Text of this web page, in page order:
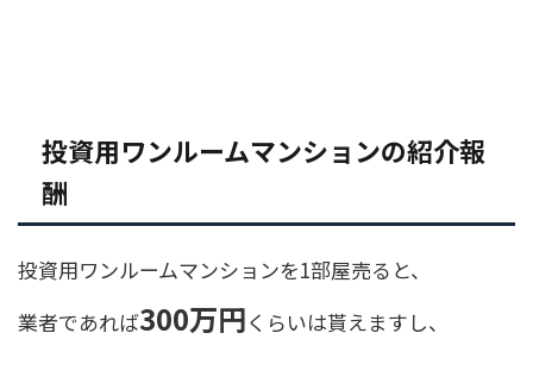
投資用ワンルームマンションの紹介報
酬
投資用ワンルームマンションを1部屋売ると、
業者であれば300万円くらいは貰えますし、